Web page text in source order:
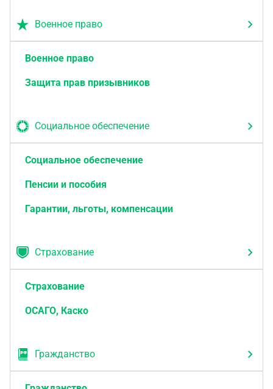
Военное право
Военное право
Защита прав призывников
Социальное обеспечение
Социальное обеспечение
Пенсии и пособия
Гарантии, льготы, компенсации
Страхование
Страхование
ОСАГО, Каско
Гражданство